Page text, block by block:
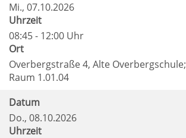
Mi., 07.10.2026
Uhrzeit
08:45 - 12:00 Uhr
Ort
Overbergstraße 4, Alte Overbergschule;
Raum 1.01.04
Datum
Do., 08.10.2026
Uhrzeit